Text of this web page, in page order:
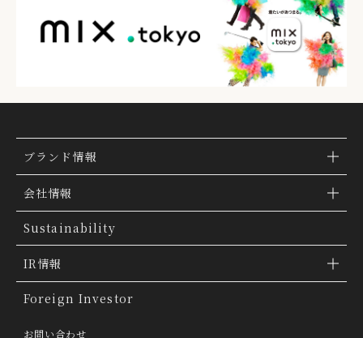
ブランド情報
ブランド検索
ブランドトピックス
「ファッションの力を信じよう」
THE MOVIE
会社情報
TSI トピックス
会社概要
会社沿革
グループ会社
Sustainability
IR情報
IR情報
IR トピックス
Foreign Investor
お問い合わせ